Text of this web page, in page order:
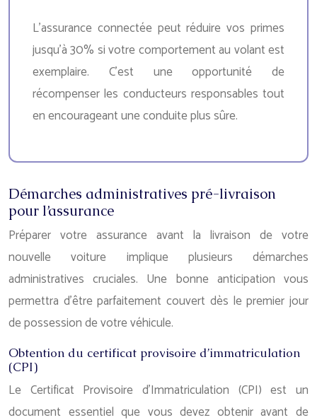
L’assurance connectée peut réduire vos primes
jusqu’à 30% si votre comportement au volant est
exemplaire. C’est une opportunité de
récompenser les conducteurs responsables tout
en encourageant une conduite plus sûre.
Démarches administratives pré-livraison
pour l’assurance
Préparer votre assurance avant la livraison de votre
nouvelle voiture implique plusieurs démarches
administratives cruciales. Une bonne anticipation vous
permettra d’être parfaitement couvert dès le premier jour
de possession de votre véhicule.
Obtention du certificat provisoire d’immatriculation
(CPI)
Le Certificat Provisoire d’Immatriculation (CPI) est un
document essentiel que vous devez obtenir avant de